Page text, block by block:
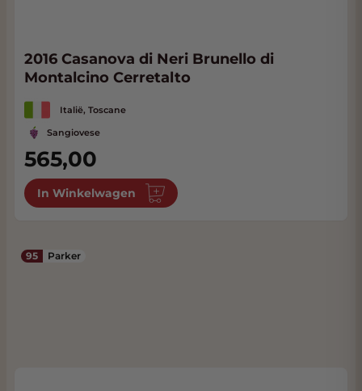
2016 Casanova di Neri Brunello di
Montalcino Cerretalto
Italië, Toscane
Sangiovese
565,00
In Winkelwagen
95 Parker